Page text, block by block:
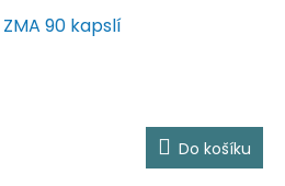
90 kapslí
Do košíku